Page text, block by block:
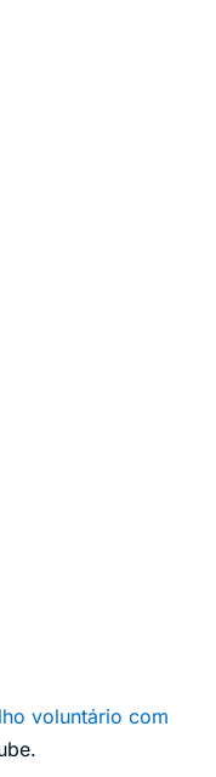
voluntário com